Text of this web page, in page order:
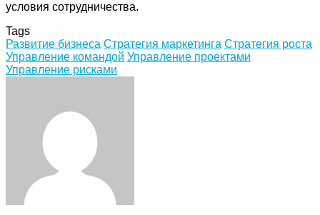
условия сотрудничества.
Tags
Развитие бизнеса Стратегия маркетинга Стратегия роста
Управление командой Управление проектами
Управление рисками